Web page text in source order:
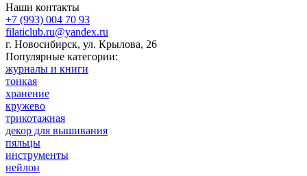
Наши контакты
+7 (993) 004 70 93
filaticlub.ru@yandex.ru
г. Новосибирск, ул. Крылова, 26
Популярные категории:
журналы и книги
тонкая
хранение
кружево
трикотажная
декор для вышивания
пяльцы
инструменты
нейлон